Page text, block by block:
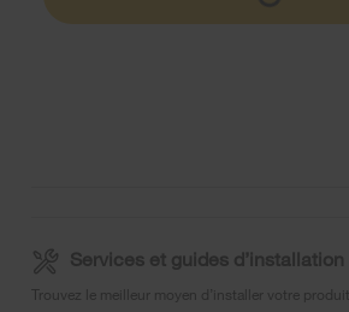
Services et guides d’installation
Trouvez le meilleur moyen d’installer votre produit.